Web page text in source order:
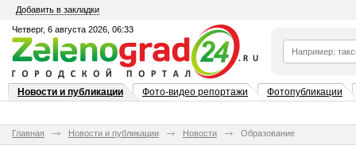
Добавить в закладки
Четверг, 6 августа 2026, 06:33
Новости и публикации Фото-видео репортажи Фотопубликации
Главная Новости и публикации Новости Образование